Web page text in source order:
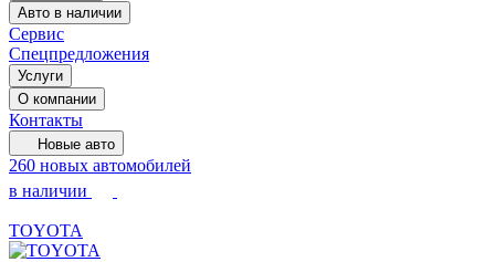
Авто в наличии
Сервис
Спецпредложения
Услуги
О компании
Контакты
Новые авто
260 новых автомобилей
в наличии
TOYOTA